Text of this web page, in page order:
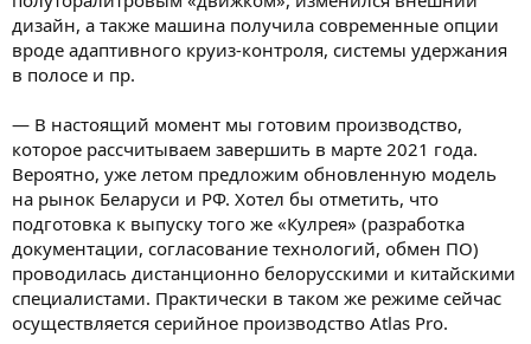
дизайн, а также машина получила современные опции
вроде адаптивного круиз-контроля, системы удержания
в полосе и пр.
— В настоящий момент мы готовим производство,
которое рассчитываем завершить в марте 2021 года.
Вероятно, уже летом предложим обновленную модель
на рынок Беларуси и РФ. Хотел бы отметить, что
подготовка к выпуску того же «Кулрея» (разработка
документации, согласование технологий, обмен ПО)
проводилась дистанционно белорусскими и китайскими
специалистами. Практически в таком же режиме сейчас
осуществляется серийное производство Atlas Pro.